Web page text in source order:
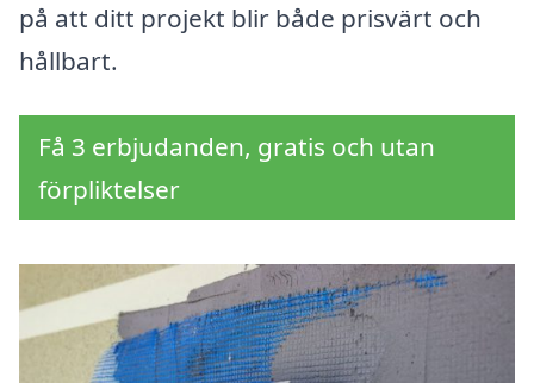
på att ditt projekt blir både prisvärt och
hållbart.
Få 3 erbjudanden, gratis och utan
förpliktelser